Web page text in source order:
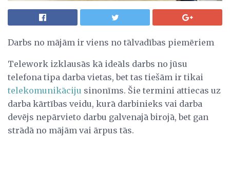
Darbs no mājām ir viens no tālvadības piemēriem
Telework izklausās kā ideāls darbs no jūsu
telefona tipa darba vietas, bet tas tiešām ir tikai
telekomunikāciju sinonīms. Šie termini attiecas uz
darba kārtības veidu, kurā darbinieks vai darba
devējs nepārvieto darbu galvenajā birojā, bet gan
strādā no mājām vai ārpus tās.